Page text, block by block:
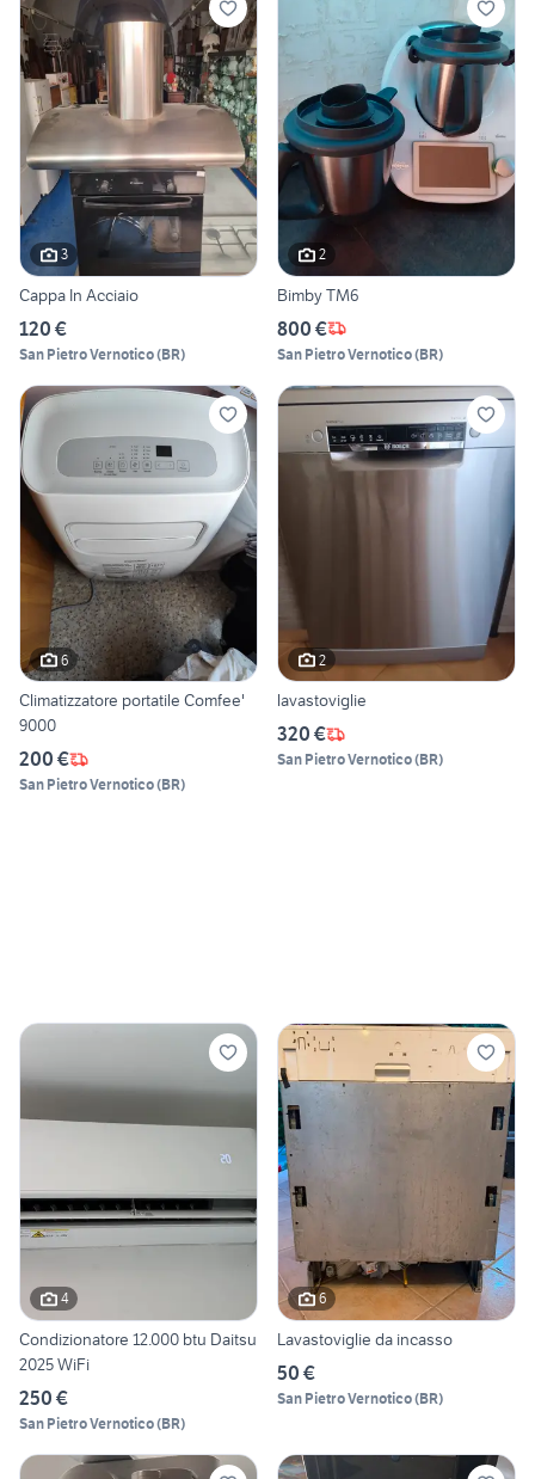
3
Cappa In Acciaio
120 €
San Pietro Vernotico(BR)
2
Bimby TM6
800 €
San Pietro Vernotico(BR)
6
Climatizzatore portatile Comfee'
9000
200 €
San Pietro Vernotico(BR)
2
lavastoviglie
320 €
San Pietro Vernotico(BR)
4
Condizionatore 12.000 btu Daitsu
2025 WiFi
250 €
San Pietro Vernotico(BR)
6
Lavastoviglie da incasso
50 €
San Pietro Vernotico(BR)